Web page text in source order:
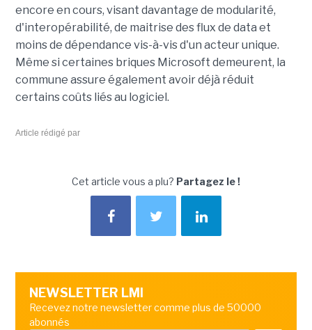
encore en cours, visant davantage de modularité,
d'interopérabilité, de maitrise des flux de data et
moins de dépendance vis-à-vis d'un acteur unique.
Même si certaines briques Microsoft demeurent, la
commune assure également avoir déjà réduit
certains coûts liés au logiciel.
Article rédigé par
Cet article vous a plu? Partagez le !
NEWSLETTER LMI
Recevez notre newsletter comme plus de 50000
abonnés